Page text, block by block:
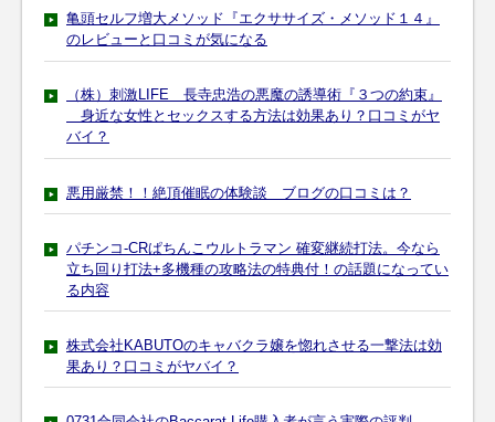
亀頭セルフ増大メソッド『エクササイズ・メソッド１４』
のレビューと口コミが気になる
（株）刺激LIFE 長寺忠浩の悪魔の誘導術『３つの約束』
身近な女性とセックスする方法は効果あり？口コミがヤ
バイ？
悪用厳禁！！絶頂催眠の体験談 ブログの口コミは？
パチンコ-CRぱちんこウルトラマン 確変継続打法。今なら
立ち回り打法+多機種の攻略法の特典付！の話題になってい
る内容
株式会社KABUTOのキャバクラ嬢を惚れさせる一撃法は効
果あり？口コミがヤバイ？